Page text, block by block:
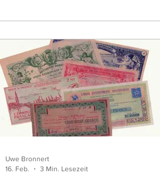
Uwe Bronnert
16. Feb.
3 Min. Lesezeit